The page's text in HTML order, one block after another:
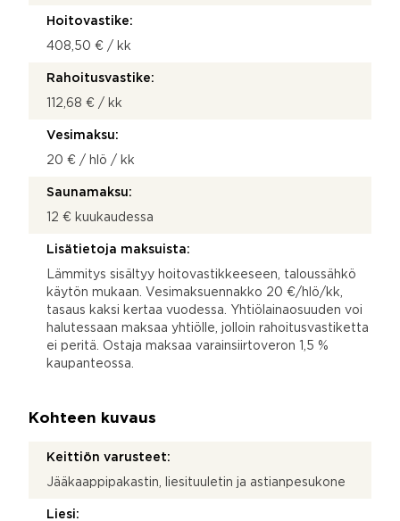
Hoitovastike:
408,50 € / kk
Rahoitusvastike:
112,68 € / kk
Vesimaksu:
20 € / hlö / kk
Saunamaksu:
12 € kuukaudessa
Lisätietoja maksuista:
Lämmitys sisältyy hoitovastikkeeseen, taloussähkö
käytön mukaan. Vesimaksuennakko 20 €/hlö/kk,
tasaus kaksi kertaa vuodessa. Yhtiölainaosuuden voi
halutessaan maksaa yhtiölle, jolloin rahoitusvastiketta
ei peritä. Ostaja maksaa varainsiirtoveron 1,5 %
kaupanteossa.
Kohteen kuvaus
Keittiön varusteet:
Jääkaappipakastin, liesituuletin ja astianpesukone
Liesi: